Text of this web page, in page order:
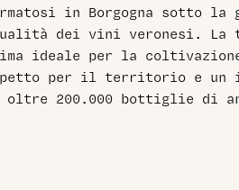
in Borgogna sotto la
dei vini veronesi.
ideale per la
per il territorio e un
200.000 bottiglie di